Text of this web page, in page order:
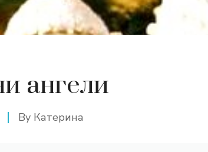
ангели
By Катерина